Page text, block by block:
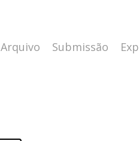
Arquivo Submissão